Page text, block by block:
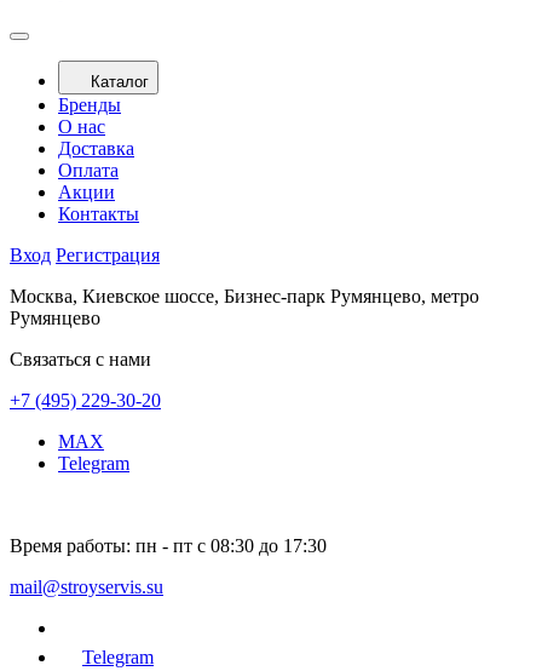
Каталог
Бренды
О нас
Доставка
Оплата
Акции
Контакты
Вход Регистрация
Москва, Киевское шоссе, Бизнес-парк Румянцево, метро
Румянцево
Связаться с нами
+7 (495) 229-30-20
MAX
Telegram
Время работы: пн - пт с 08:30 до 17:30
mail@stroyservis.su
Telegram